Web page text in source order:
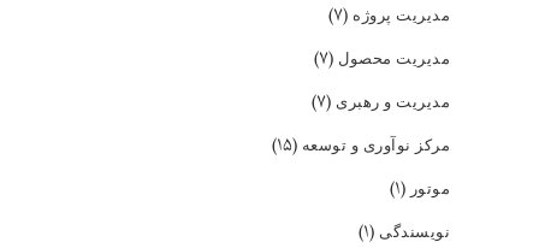
مدیریت پروژه (۷)
مدیریت محصول (۷)
مدیریت و رهبری (۷)
مرکز نوآوری و توسعه (۱۵)
موتور (۱)
نویسندگی (۱)